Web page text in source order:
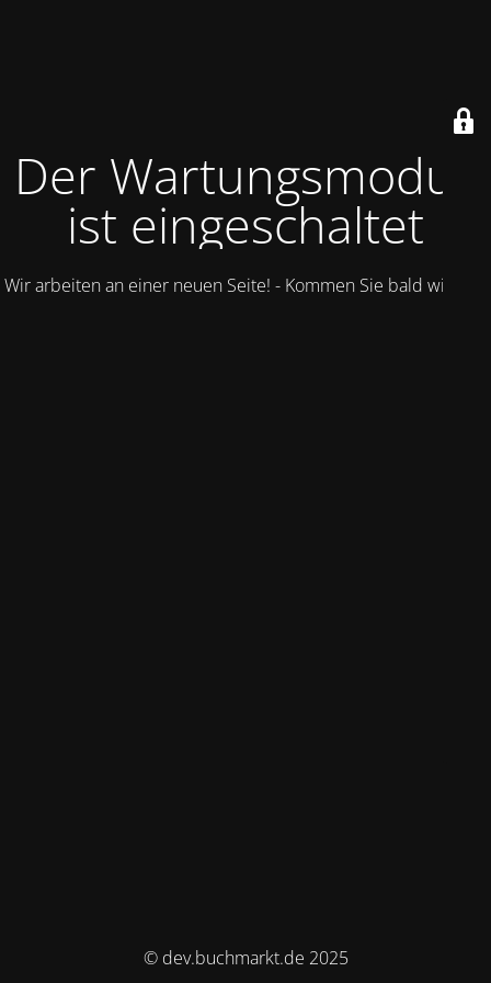
Der Wartungsmodus
ist eingeschaltet
Wir arbeiten an einer neuen Seite! - Kommen Sie bald wieder.
© dev.buchmarkt.de 2025